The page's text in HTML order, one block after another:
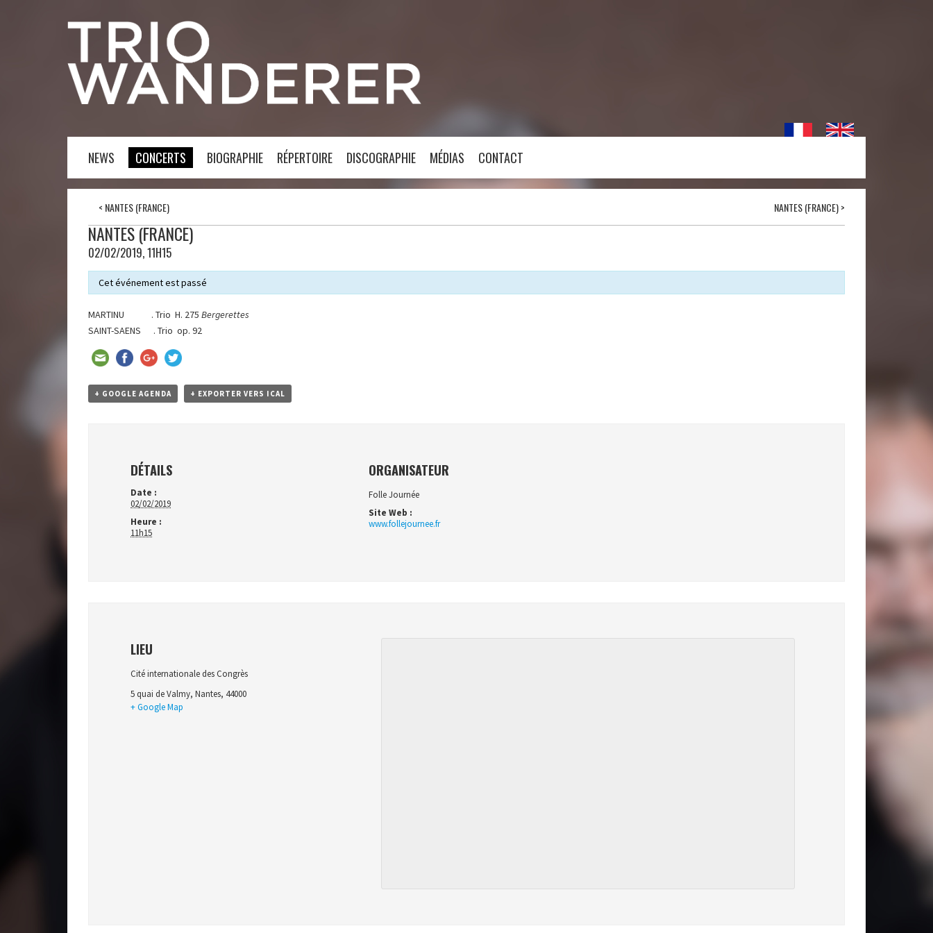
NEWS CONCERTS BIOGRAPHIE RÉPERTOIRE DISCOGRAPHIE MÉDIAS CONTACT
< NANTES (FRANCE) NANTES (FRANCE)>
NANTES (FRANCE)
02/02/2019, 11H15
Cet événement est passé
MARTINU . Trio H. 275 Bergerettes
SAINT-SAENS . Trio op. 92
+ GOOGLE AGENDA + EXPORTER VERS ICAL
DÉTAILS
Date :
02/02/2019
Heure :
11h15
ORGANISATEUR
Folle Journée
Site Web :
www.follejournee.fr
LIEU
Cité internationale des Congrès
5 quai de Valmy, Nantes, 44000
+ Google Map